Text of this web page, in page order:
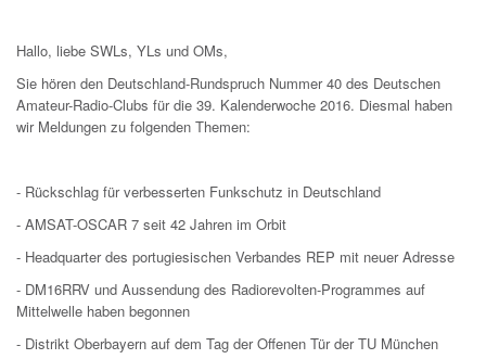
Hallo, liebe SWLs, YLs und OMs,
Sie hören den Deutschland-Rundspruch Nummer 40 des Deutschen
Amateur-Radio-Clubs für die 39. Kalenderwoche 2016. Diesmal haben
wir Meldungen zu folgenden Themen:
- Rückschlag für verbesserten Funkschutz in Deutschland
- AMSAT-OSCAR 7 seit 42 Jahren im Orbit
- Headquarter des portugiesischen Verbandes REP mit neuer Adresse
- DM16RRV und Aussendung des Radiorevolten-Programmes auf
Mittelwelle haben begonnen
- Distrikt Oberbayern auf dem Tag der Offenen Tür der TU München